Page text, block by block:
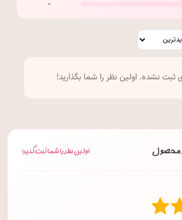
۰
ثبت نشده. اولین نظر را شما بگذارید!
محصول اولین نظر را شما ثبت کنید!